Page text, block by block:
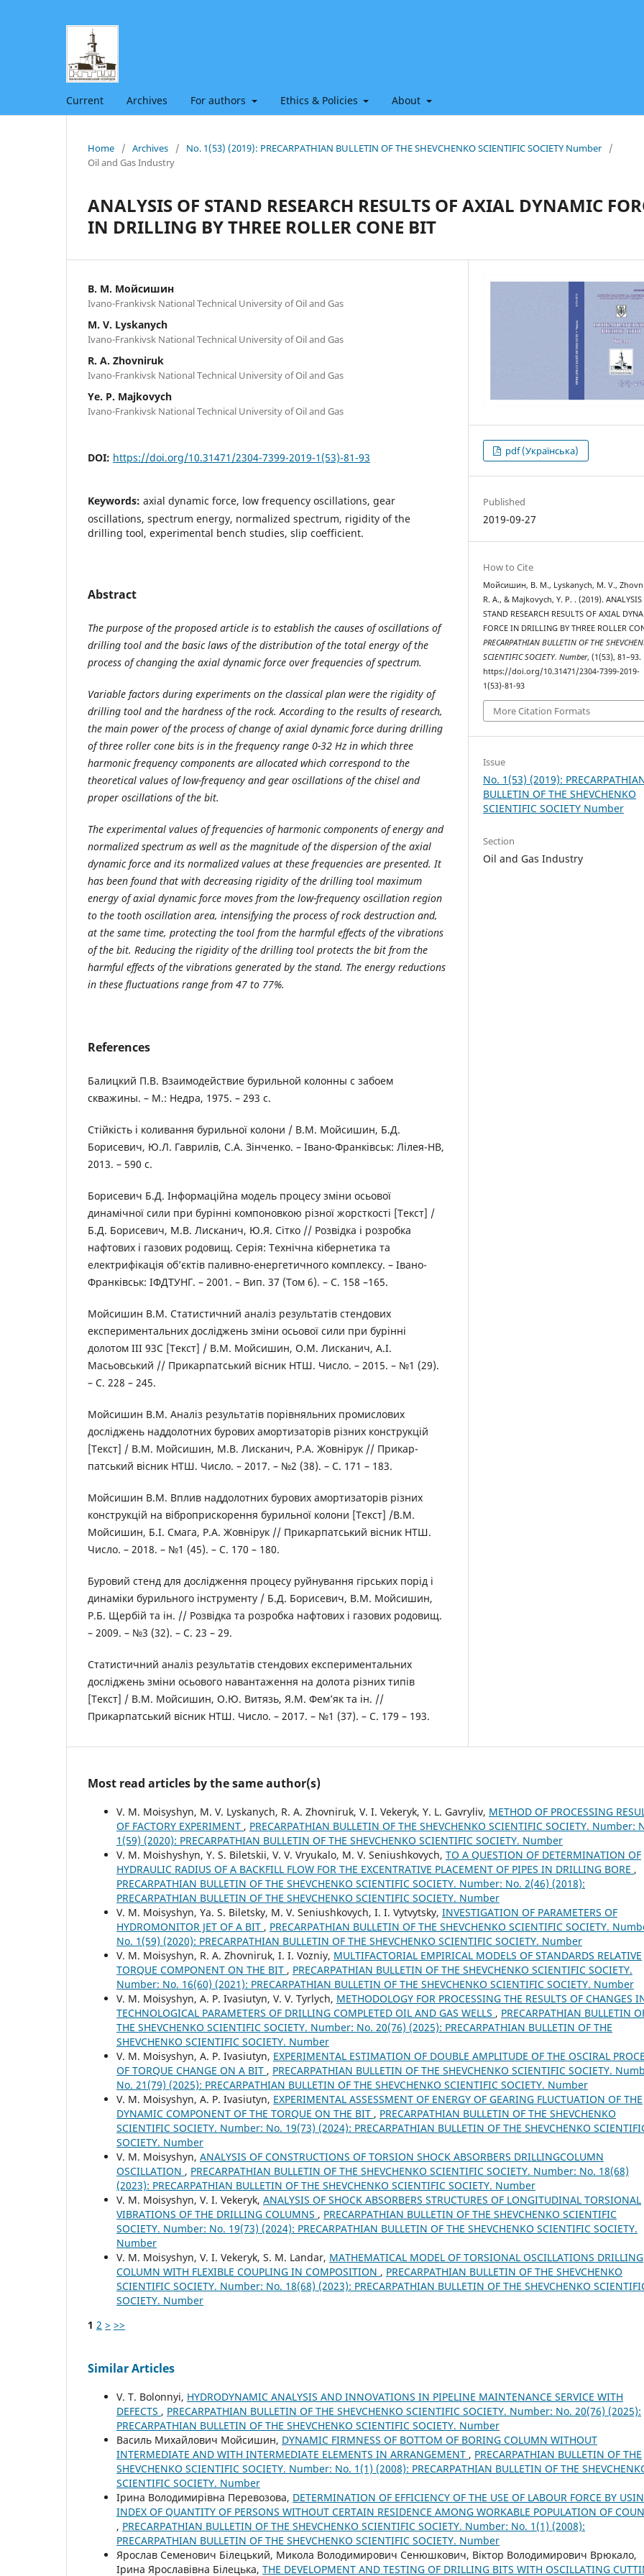
Current Archives For authors Ethics & Policies About
Home / Archives / No. 1(53) (2019): PRECARPATHIAN BULLETIN OF THE SHEVCHENKO SCIENTIFIC SOCIETY Number
/
Oil and Gas Industry
ANALYSIS OF STAND RESEARCH RESULTS OF AXIAL DYNAMIC
IN DRILLING BY THREE ROLLER CONE BIT
В. М. Мойсишин
Ivano-Frankivsk National Technical University of Oil and Gas
M. V. Lyskanych
Ivano-Frankivsk National Technical University of Oil and Gas
R. A. Zhovniruk
Ivano-Frankivsk National Technical University of Oil and Gas
Ye. P. Majkovych
Ivano-Frankivsk National Technical University of Oil and Gas
DOI: https://doi.org/10.31471/2304-7399-2019-1(53)-81-93
Keywords: axial dynamic force, low frequency oscillations, gear
oscillations, spectrum energy, normalized spectrum, rigidity of the
drilling tool, experimental bench studies, slip coefficient.
Abstract
The purpose of the proposed article is to establish the causes of oscillations of
drilling tool and the basic laws of the distribution of the total energy of the
process of changing the axial dynamic force over frequencies of spectrum.
Variable factors during experiments on the classical plan were the rigidity of
drilling tool and the hardness of the rock. According to the results of research,
the main power of the process of change of axial dynamic force during drilling
of three roller cone bits is in the frequency range 0-32 Hz in which three
harmonic frequency components are allocated which correspond to the
theoretical values of low-frequency and gear oscillations of the chisel and
proper oscillations of the bit.
The experimental values of frequencies of harmonic components of energy and
normalized spectrum as well as the magnitude of the dispersion of the axial
dynamic force and its normalized values at these frequencies are presented. It
has been found that with decreasing rigidity of the drilling tool maximum
energy of axial dynamic force moves from the low-frequency oscillation region
to the tooth oscillation area, intensifying the process of rock destruction and,
at the same time, protecting the tool from the harmful effects of the vibrations
of the bit. Reducing the rigidity of the drilling tool protects the bit from the
harmful effects of the vibrations generated by the stand. The energy reductions
in these fluctuations range from 47 to 77%.
References
Балицкий П.В. Взаимодействие бурильной колонны с забоем
скважины. – М.: Недра, 1975. – 293 с.
Стійкість і коливання бурильної колони / В.М. Мойсишин, Б.Д.
Борисевич, Ю.Л. Гаврилів, С.А. Зінченко. – Івано-Франківськ: Лілея-НВ,
2013. – 590 с.
Борисевич Б.Д. Інформаційна модель процесу зміни осьової
динамічної сили при бурінні компоновкою різної жорсткості [Текст] /
Б.Д. Борисевич, М.В. Лисканич, Ю.Я. Сітко // Розвідка і розробка
нафтових і газових родовищ. Серія: Технічна кібернетика та
електрифікація об’єктів паливно-енергетичного комплексу. – Івано-
Франківськ: ІФДТУНГ. – 2001. – Вип. 37 (Том 6). – С. 158 –165.
Мойсишин В.М. Статистичний аналіз результатів стендових
експериментальних досліджень зміни осьової сили при бурінні
долотом ІІІ 93С [Текст] / В.М. Мойсишин, О.М. Лисканич, А.І.
Масьовський // Прикарпатський вісник НТШ. Число. – 2015. – №1 (29).
– С. 228 – 245.
Мойсишин В.М. Аналіз результатів порівняльних промислових
досліджень наддолотних бурових амортизаторів різних конструкцій
[Текст] / В.М. Мойсишин, М.В. Лисканич, Р.А. Жовнірук // Прикар-
патський вісник НТШ. Число. – 2017. – №2 (38). – С. 171 – 183.
Мойсишин В.М. Вплив наддолотних бурових амортизаторів різних
конструкцій на віброприскорення бурильної колони [Текст] /В.М.
Мойсишин, Б.І. Смага, Р.А. Жовнірук // Прикарпатський вісник НТШ.
Число. – 2018. – №1 (45). – С. 170 – 180.
Буровий стенд для дослідження процесу руйнування гірських порід і
динаміки бурильного інструменту / Б.Д. Борисевич, В.М. Мойсишин,
Р.Б. Щербій та ін. // Розвідка та розробка нафтових і газових родовищ.
– 2009. – №3 (32). – С. 23 – 29.
Статистичний аналіз результатів стендових експериментальних
досліджень зміни осьового навантаження на долота різних типів
[Текст] / В.М. Мойсишин, О.Ю. Витязь, Я.М. Фем’як та ін. //
Прикарпатський вісник НТШ. Число. – 2017. – №1 (37). – С. 179 – 193.
pdf (Українська)
Published
2019-09-27
How to Cite
Мойсишин, В. М., Lyskanych, M. V.,
R. A., & Majkovych, Y. P. . (2019). ANALYSIS
STAND RESEARCH RESULTS OF AXIAL
FORCE IN DRILLING BY THREE ROLLER
PRECARPATHIAN BULLETIN OF THE
SCIENTIFIC SOCIETY. Number, (1(53), 81–93.
https://doi.org/10.31471/2304-7399-2019-
1(53)-81-93
More Citation Formats
Issue
No. 1(53) (2019):
BULLETIN OF THE SHEVCHENKO
SCIENTIFIC SOCIETY Number
Section
Oil and Gas Industry
Most read articles by the same author(s)
V. M. Moisyshyn, M. V. Lyskanych, R. A. Zhovniruk, V. I. Vekeryk, Y. L. Gavryliv, METHOD OF PROCESSING
OF FACTORY EXPERIMENT , PRECARPATHIAN BULLETIN OF THE SHEVCHENKO SCIENTIFIC SOCIETY. Number:
1(59) (2020): PRECARPATHIAN BULLETIN OF THE SHEVCHENKO SCIENTIFIC SOCIETY. Number
V. M. Moishyshyn, Y. S. Biletskii, V. V. Vryukalo, M. V. Seniushkovych, TO A QUESTION OF DETERMINATION OF
HYDRAULIC RADIUS OF A BACKFILL FLOW FOR THE EXCENTRATIVE PLACEMENT OF PIPES IN DRILLING BORE ,
PRECARPATHIAN BULLETIN OF THE SHEVCHENKO SCIENTIFIC SOCIETY. Number: No. 2(46) (2018):
PRECARPATHIAN BULLETIN OF THE SHEVCHENKO SCIENTIFIC SOCIETY. Number
V. M. Moisyshyn, Ya. S. Biletsky, M. V. Seniushkovych, I. I. Vytvytsky, INVESTIGATION OF PARAMETERS OF
HYDROMONITOR JET OF A BIT , PRECARPATHIAN BULLETIN OF THE SHEVCHENKO SCIENTIFIC SOCIETY.
No. 1(59) (2020): PRECARPATHIAN BULLETIN OF THE SHEVCHENKO SCIENTIFIC SOCIETY. Number
V. M. Moisyshyn, R. A. Zhovniruk, I. I. Vozniy, MULTIFACTORIAL EMPIRICAL MODELS OF STANDARDS RELATIVE
TORQUE COMPONENT ON THE BIT , PRECARPATHIAN BULLETIN OF THE SHEVCHENKO SCIENTIFIC SOCIETY.
Number: No. 16(60) (2021): PRECARPATHIAN BULLETIN OF THE SHEVCHENKO SCIENTIFIC SOCIETY. Number
V. M. Moisyshyn, A. P. Ivasiutyn, V. V. Tyrlych, METHODOLOGY FOR PROCESSING THE RESULTS OF CHANGES
TECHNOLOGICAL PARAMETERS OF DRILLING COMPLETED OIL AND GAS WELLS , PRECARPATHIAN BULLETIN
THE SHEVCHENKO SCIENTIFIC SOCIETY. Number: No. 20(76) (2025): PRECARPATHIAN BULLETIN OF THE
SHEVCHENKO SCIENTIFIC SOCIETY. Number
V. M. Moisyshyn, A. P. Ivasiutyn, EXPERIMENTAL ESTIMATION OF DOUBLE AMPLITUDE OF THE OSCIRAL
OF TORQUE CHANGE ON A BIT , PRECARPATHIAN BULLETIN OF THE SHEVCHENKO SCIENTIFIC SOCIETY.
No. 21(79) (2025): PRECARPATHIAN BULLETIN OF THE SHEVCHENKO SCIENTIFIC SOCIETY. Number
V. М. Moisyshyn, A. P. Ivasiutyn, EXPERIMENTAL ASSESSMENT OF ENERGY OF GEARING FLUCTUATION OF THE
DYNAMIC COMPONENT OF THE TORQUE ON THE BIT , PRECARPATHIAN BULLETIN OF THE SHEVCHENKO
SCIENTIFIC SOCIETY. Number: No. 19(73) (2024): PRECARPATHIAN BULLETIN OF THE SHEVCHENKO
SOCIETY. Number
V. M. Moisyshyn, ANALYSIS OF CONSTRUCTIONS OF TORSION SHOCK ABSORBERS DRILLINGCOLUMN
OSCILLATION , PRECARPATHIAN BULLETIN OF THE SHEVCHENKO SCIENTIFIC SOCIETY. Number: No. 18(68)
(2023): PRECARPATHIAN BULLETIN OF THE SHEVCHENKO SCIENTIFIC SOCIETY. Number
V. М. Moisyshyn, V. I. Vekeryk, ANALYSIS OF SHOCK ABSORBERS STRUCTURES OF LONGITUDINAL TORSIONAL
VIBRATIONS OF THE DRILLING COLUMNS , PRECARPATHIAN BULLETIN OF THE SHEVCHENKO SCIENTIFIC
SOCIETY. Number: No. 19(73) (2024): PRECARPATHIAN BULLETIN OF THE SHEVCHENKO SCIENTIFIC SOCIETY.
Number
V. M. Moisyshyn, V. І. Vekeryk, S. M. Landar, MATHEMATICAL MODEL OF TORSIONAL OSCILLATIONS DRILLING
COLUMN WITH FLEXIBLE COUPLING IN COMPOSITION , PRECARPATHIAN BULLETIN OF THE SHEVCHENKO
SCIENTIFIC SOCIETY. Number: No. 18(68) (2023): PRECARPATHIAN BULLETIN OF THE SHEVCHENKO
SOCIETY. Number
1 2 > >>
Similar Articles
V. T. Bolonnyi, HYDRODYNAMIC ANALYSIS AND INNOVATIONS IN PIPELINE MAINTENANCE SERVICE WITH
DEFECTS , PRECARPATHIAN BULLETIN OF THE SHEVCHENKO SCIENTIFIC SOCIETY. Number: No. 20(76) (2025):
PRECARPATHIAN BULLETIN OF THE SHEVCHENKO SCIENTIFIC SOCIETY. Number
Василь Михайлович Мойсишин, DYNAMIC FIRMNESS OF BOTTOM OF BORING COLUMN WITHOUT
INTERMEDIATE AND WITH INTERMEDIATE ELEMENTS IN ARRANGEMENT , PRECARPATHIAN BULLETIN OF THE
SHEVCHENKO SCIENTIFIC SOCIETY. Number: No. 1(1) (2008): PRECARPATHIAN BULLETIN OF THE
SCIENTIFIC SOCIETY. Number
Ірина Володимирівна Перевозова, DETERMINATION OF EFFICIENCY OF THE USE OF LABOUR FORCE BY
INDEX OF QUANTITY OF PERSONS WITHOUT CERTAIN RESIDENCE AMONG WORKABLE POPULATION OF
, PRECARPATHIAN BULLETIN OF THE SHEVCHENKO SCIENTIFIC SOCIETY. Number: No. 1(1) (2008):
PRECARPATHIAN BULLETIN OF THE SHEVCHENKO SCIENTIFIC SOCIETY. Number
Ярослав Семенович Білецький, Микола Володимирович Сенюшкович, Віктор Володимирович Врюкало,
Ірина Ярославівна Білецька, THE DEVELOPMENT AND TESTING OF DRILLING BITS WITH OSCILLATING